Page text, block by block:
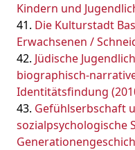
Kindern und
Die Kulturstadt
Erwachsenen /
Jüdische
biographisch-
Identitätsfindung
Gefühlserbschaft
sozialpsychologische